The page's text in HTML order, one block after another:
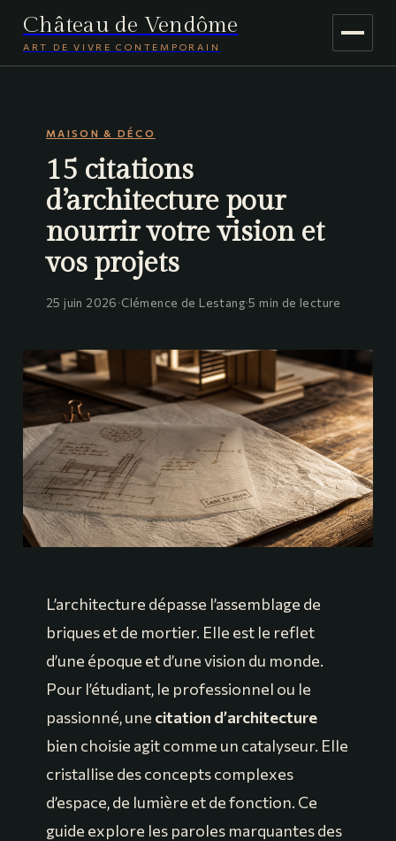
Château de Vendôme
ART DE VIVRE CONTEMPORAIN
JARDINAGE
VOYAGE
MAISON & DÉCO
15 citations
d’architecture pour
nourrir votre vision et
vos projets
25 juin 2026·Clémence de Lestang·5 min de lecture
L’architecture dépasse l’assemblage de
briques et de mortier. Elle est le reflet
d’une époque et d’une vision du monde.
Pour l’étudiant, le professionnel ou le
passionné, une citation d’architecture
bien choisie agit comme un catalyseur. Elle
cristallise des concepts complexes
d’espace, de lumière et de fonction. Ce
guide explore les paroles marquantes des